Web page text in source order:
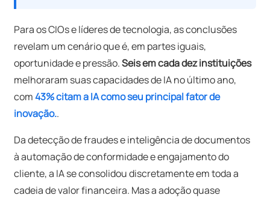
Para os CIOs e líderes de tecnologia, as conclusões
revelam um cenário que é, em partes iguais,
oportunidade e pressão.Seis em cada dez instituições
melhoraram suas capacidades de IA no último ano,
com43% citam a IA como seu principal fator de
inovação..
Da detecção de fraudes e inteligência de documentos
à automação de conformidade e engajamento do
cliente, a IA se consolidou discretamente em toda a
cadeia de valor financeira. Mas a adoção quase